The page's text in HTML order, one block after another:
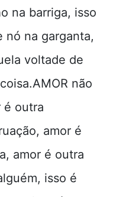
na barriga, isso
nó na garganta,
voltade de
não
é outra
amor é
amor é outra
isso é